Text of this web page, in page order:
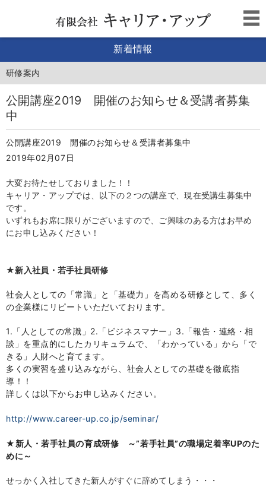
新着情報
研修案内
公開講座2019 開催のお知らせ＆受講者募集
中
公開講座2019 開催のお知らせ＆受講者募集中
2019年02月07日
大変お待たせしておりました！！
キャリア・アップでは、以下の２つの講座で、現在受講生募集中
です。
いずれもお席に限りがございますので、ご興味のある方はお早め
にお申し込みください！
★新入社員・若手社員研修
社会人としての「常識」と「基礎力」を高める研修として、多く
の企業様にリピートいただいております。
1.「人としての常識」 2. 「ビジネスマナー」 3. 「報告・連絡・相
談」を重点的にしたカリキュラムで、「わかっている」から「で
きる」人財へと育てます。
多くの実習を盛り込みながら、社会人としての基礎を徹底指
導！！
詳しくは以下からお申し込みください。
http://www.career-up.co.jp/seminar/
★新人・若手社員の育成研修 ～”若手社員”の職場定着率UPのた
めに～
せっかく入社してきた新人がすぐに辞めてしまう・・・